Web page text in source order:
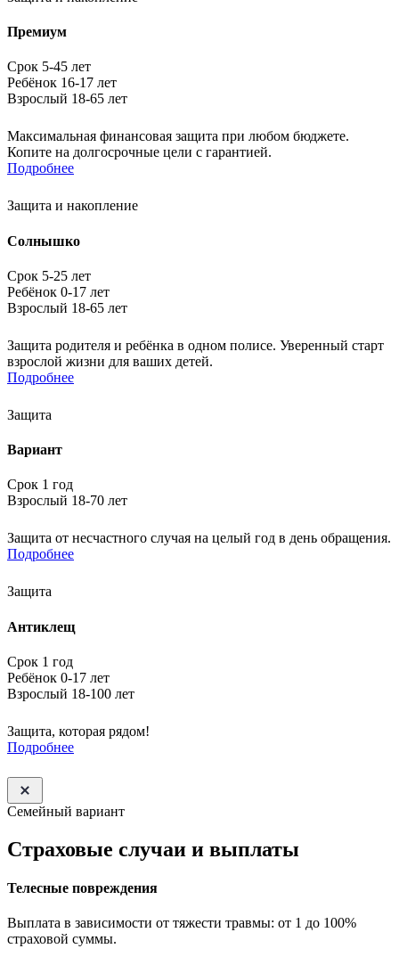
Премиум
Срок 5-45 лет
Ребёнок 16-17 лет
Взрослый 18-65 лет
Максимальная финансовая защита при любом бюджете.
Копите на долгосрочные цели с гарантией.
Подробнее
Защита и накопление
Солнышко
Срок 5-25 лет
Ребёнок 0-17 лет
Взрослый 18-65 лет
Защита родителя и ребёнка в одном полисе. Уверенный старт
взрослой жизни для ваших детей.
Подробнее
Защита
Вариант
Срок 1 год
Взрослый 18-70 лет
Защита от несчастного случая на целый год в день обращения.
Подробнее
Защита
Антиклещ
Срок 1 год
Ребёнок 0-17 лет
Взрослый 18-100 лет
Защита, которая рядом!
Подробнее
Семейный вариант
Страховые случаи и выплаты
Телесные повреждения
Выплата в зависимости от тяжести травмы: от 1 до 100%
страховой суммы.